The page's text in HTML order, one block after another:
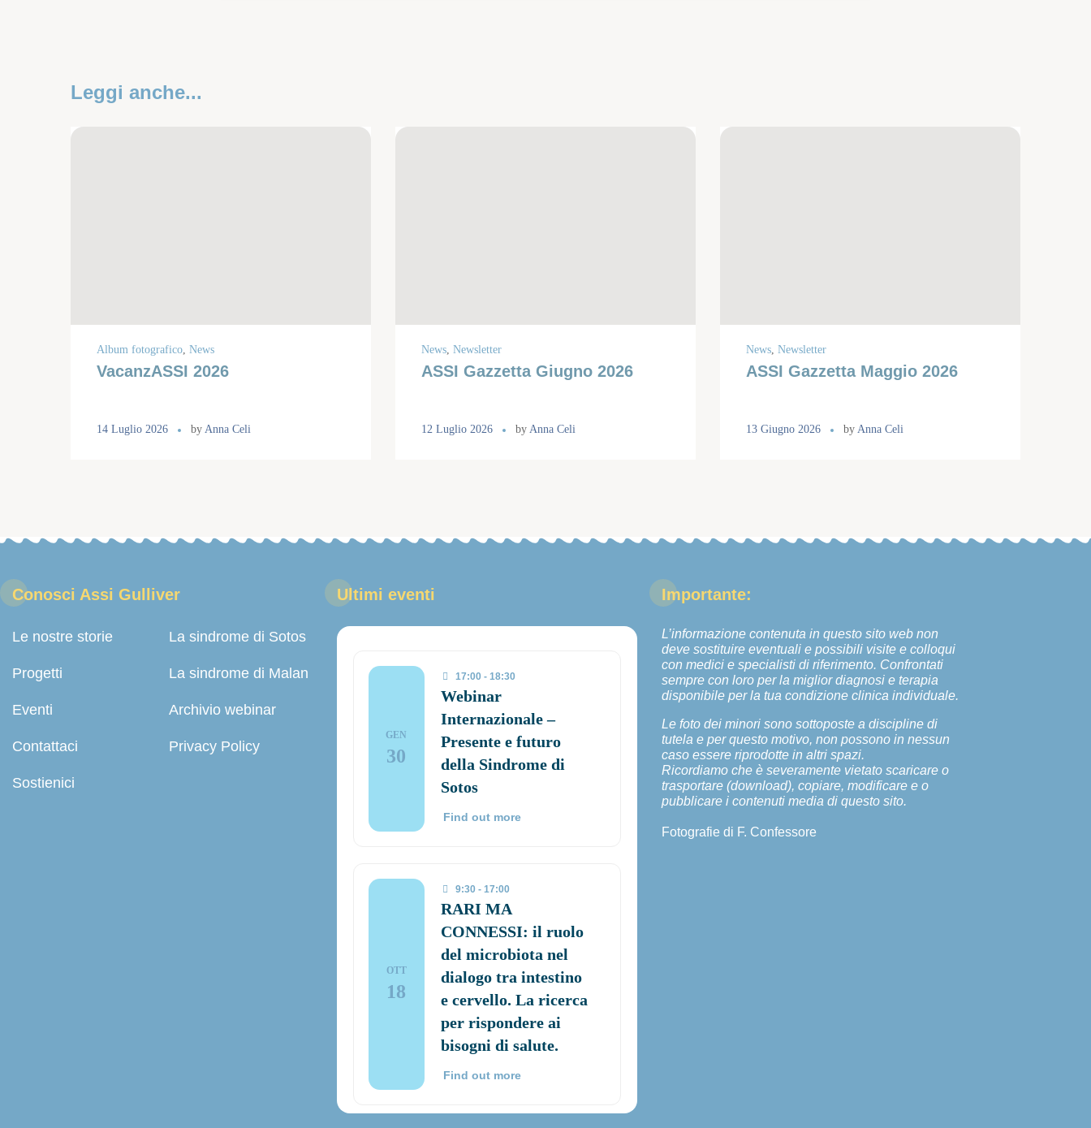
Leggi anche...
Album fotografico News
VacanzASSI 2026
14 Luglio 2026 by Anna Celi
News Newsletter
ASSI Gazzetta Giugno 2026
12 Luglio 2026 by Anna Celi
News Newsletter
ASSI Gazzetta Maggio 2026
13 Giugno 2026 by Anna Celi
Conosci Assi Gulliver
Le nostre storie
Progetti
Eventi
Contattaci
Sostienici
La sindrome di Sotos
La sindrome di Malan
Archivio webinar
Privacy Policy
Ultimi eventi
GEN
30
17:00 - 18:30
Webinar
Internazionale –
Presente e futuro
della Sindrome di
Sotos
Find out more
OTT
18
9:30 - 17:00
RARI MA
CONNESSI: il ruolo
del microbiota nel
dialogo tra intestino
e cervello. La ricerca
per rispondere ai
bisogni di salute.
Find out more
Importante:
L’informazione contenuta in questo sito web non
deve sostituire eventuali e possibili visite e colloqui
con medici e specialisti di riferimento. Confrontati
sempre con loro per la miglior diagnosi e terapia
disponibile per la tua condizione clinica individuale.
Le foto dei minori sono sottoposte a discipline di
tutela e per questo motivo, non possono in nessun
caso essere riprodotte in altri spazi.
Ricordiamo che è severamente vietato scaricare o
trasportare (download), copiare, modificare e o
pubblicare i contenuti media di questo sito.
Fotografie di F. Confessore